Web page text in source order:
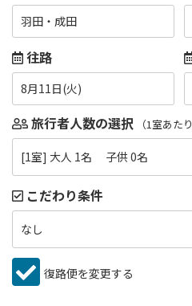
羽田・成田
往路
8月11日(火)
旅行者人数の選択 （1室あたり
[1室] 大人 1名 子供 0名
こだわり条件
なし
復路便を変更する